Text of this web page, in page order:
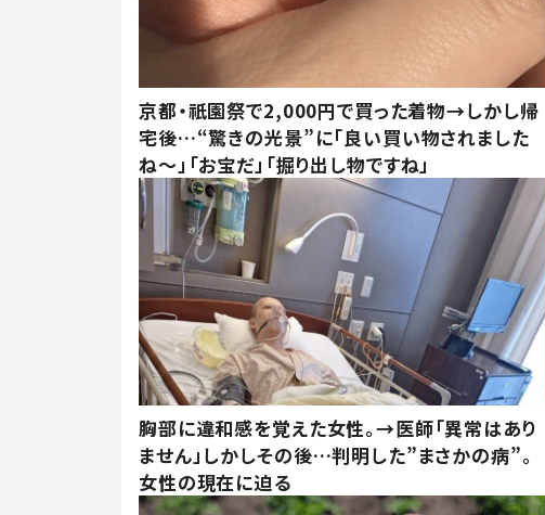
京都・祇園祭で2,000円で買った着物→しかし帰
宅後…“驚きの光景”に「良い買い物されました
ね～」「お宝だ」「掘り出し物ですね」
胸部に違和感を覚えた女性。→医師「異常はあり
ません」しかしその後…判明した”まさかの病”。
女性の現在に迫る